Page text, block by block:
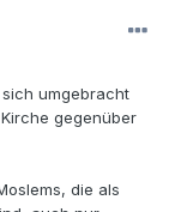
umgebracht
gegenüber
die als